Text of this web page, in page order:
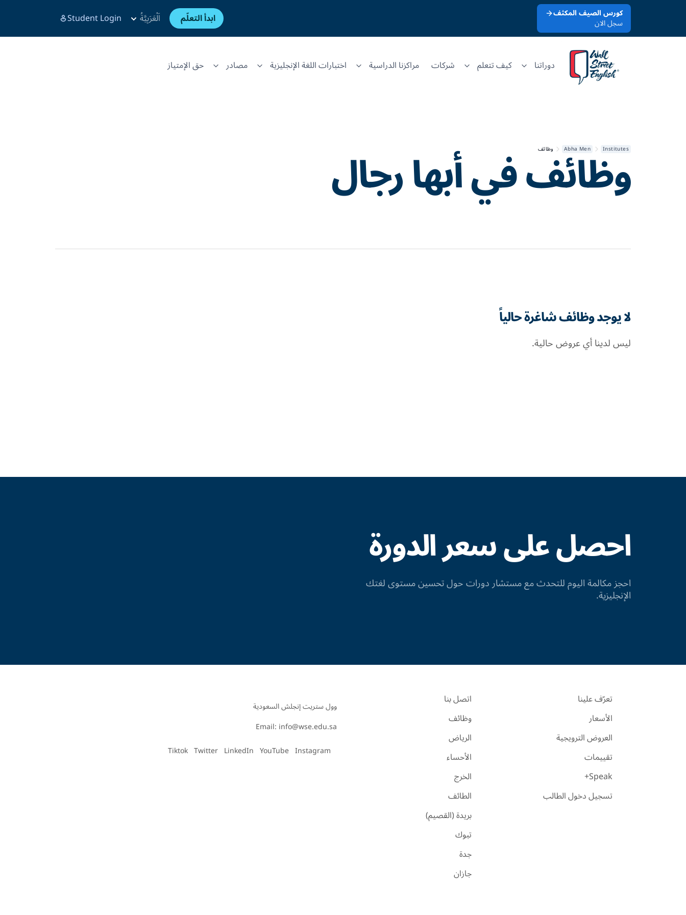
كورس الصيف المكثف
سجل الان ابدأ التعلّم اَلْعَرَبِيَّةُ Student Login
دوراتنا كيف تتعلم شركات مراكزنا الدراسية اختبارات اللغة الإنجليزية مصادر حق الإمتياز
Institutes
Abha Men وظائف
وظائف فيأبها رجال
لا يوجد وظائف شاغرة حالياً
ليس لدينا أي عروض حالية.
احصل على سعر الدورة
احجز مكالمة اليوم للتحدث مع مستشار دورات حول تحسين مستوى لغتك
الإنجليزية.
تعرّف علينا
الأسعار
العروض الترويجية
تقييمات
Speak+
تسجيل دخول الطالب
اتصل بنا
وظائف
الرياض
الأحساء
الخرج
الطائف
بريدة (القصيم)
تبوك
جدة
جازان
Email: info@wse.edu.sa
Instagram
YouTube
LinkedIn
Twitter
Tiktok